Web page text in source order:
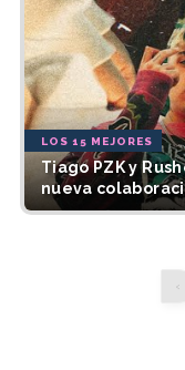
LOS 15 MEJORES
Tiago PZK y
nueva
‹